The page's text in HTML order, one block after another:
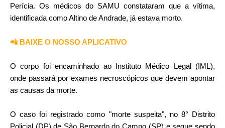
Perícia. Os médicos do SAMU constataram que a vítima,
identificada como Altino de Andrade, já estava morto.
📲 BAIXE O NOSSO APLICATIVO
O corpo foi encaminhado ao Instituto Médico Legal (IML),
onde passará por exames necroscópicos que devem apontar
as causas da morte.
O caso foi registrado como "morte suspeita", no 8° Distrito